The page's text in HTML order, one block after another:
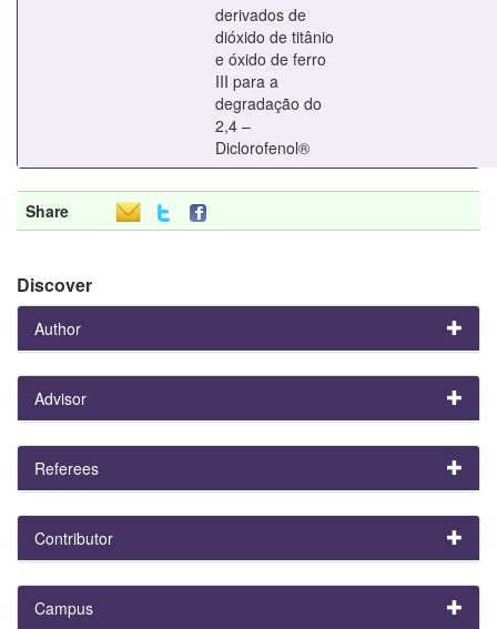
derivados de
dióxido de titânio
e óxido de ferro
III para a
degradação do
2,4 –
Diclorofenol®
Share
Discover
Author
Advisor
Referees
Contributor
Campus